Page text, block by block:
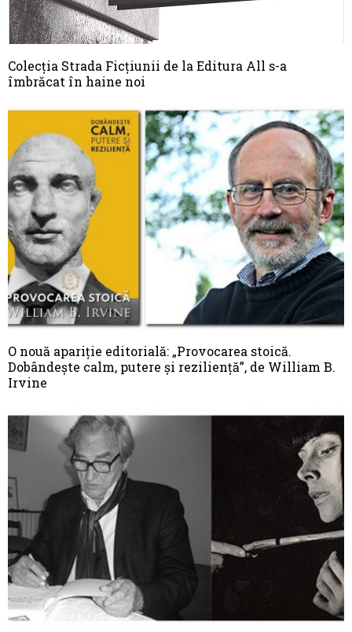
Colecția Strada Ficțiunii de la Editura All s-a
îmbrăcat în haine noi
O nouă apariție editorială: „Provocarea stoică.
Dobândește calm, putere și reziliență”, de William B.
Irvine